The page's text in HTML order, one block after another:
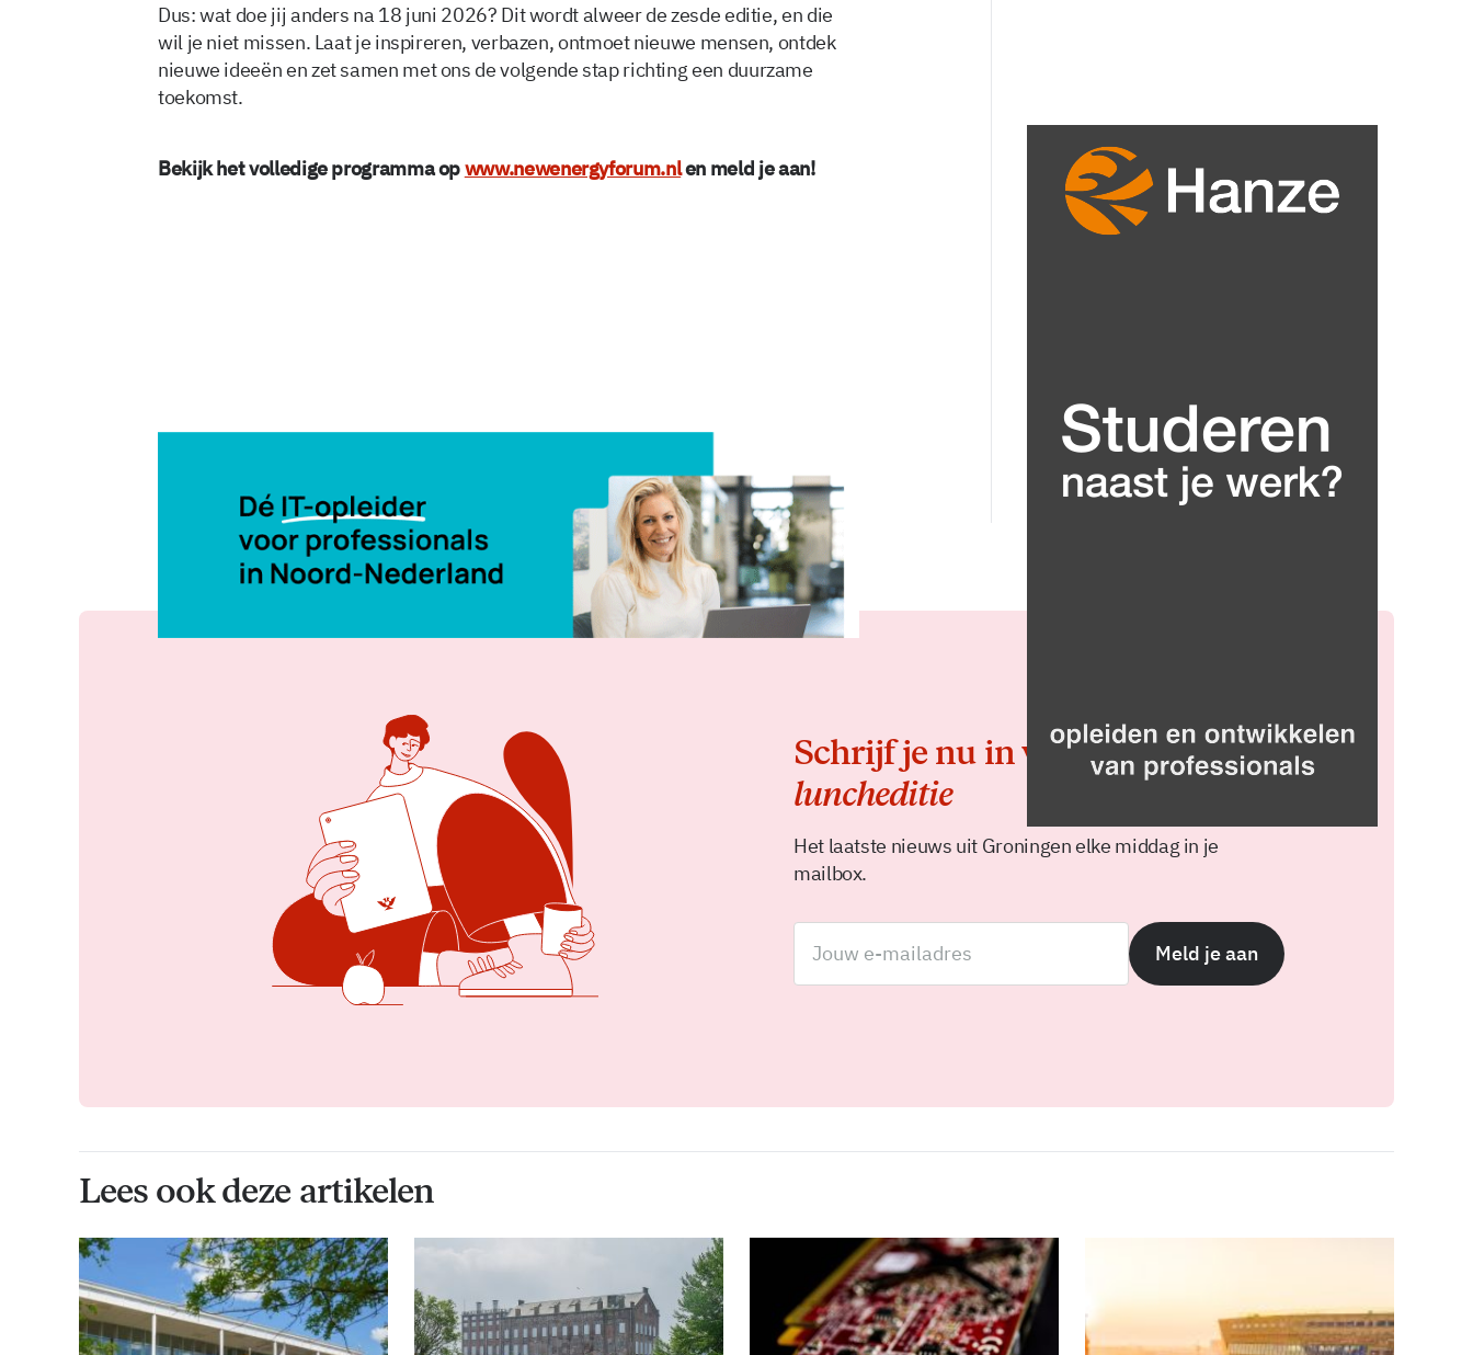
Dus: wat doe jij anders na 18 juni 2026? Dit wordt alweer de zesde editie, en die
wil je niet missen. Laat je inspireren, verbazen, ontmoet nieuwe mensen, ontdek
nieuwe ideeën en zet samen met ons de volgende stap richting een duurzame
toekomst.
Bekijk het volledige programma opwww.newenergyforum.nlen meld je aan!
27 mei 2026, 10:36 Delen
Schrijf je nu in voor de
luncheditie
Het laatste nieuws uit Groningen elke middag in je
mailbox.
Meld je aan
Lees ook deze artikelen